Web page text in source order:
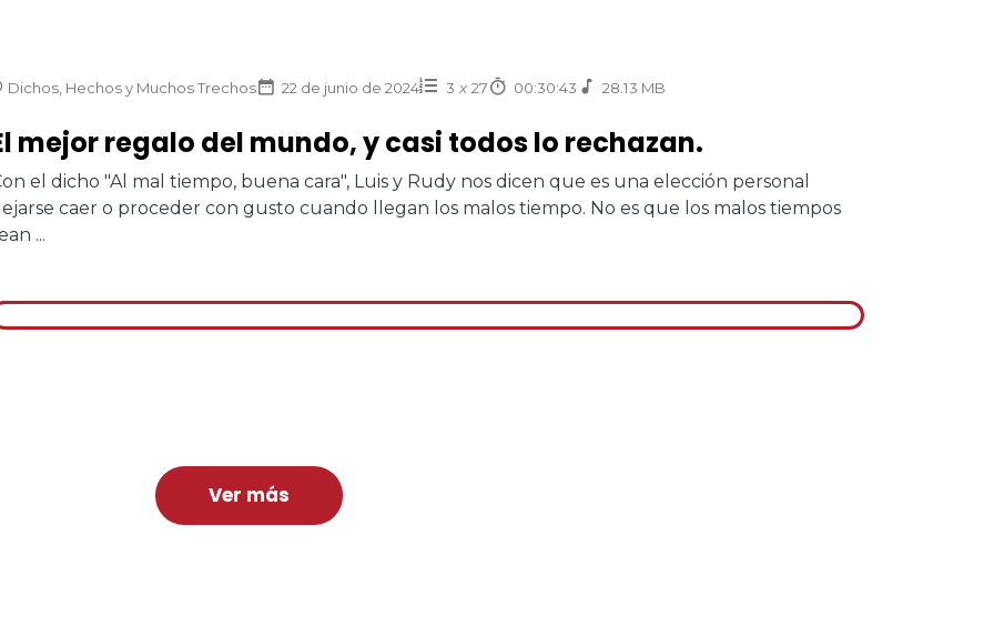
Dichos, Hechos y Muchos Trechos 22 de junio de 2024 3 x 27 00:30:43 28.13 MB
mejor regalo del mundo, y casi todos lo rechazan.
el dicho "Al mal tiempo, buena cara", Luis y Rudy nos dicen que es una elección personal
caer o proceder con gusto cuando llegan los malos tiempo. No es que los malos tiempos
...
Ver más